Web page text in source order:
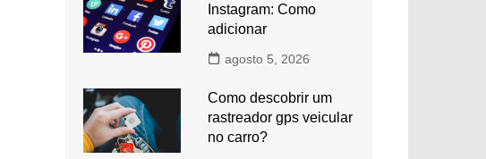
Instagram: Como
adicionar
agosto 5, 2026
Como descobrir um
rastreador gps veicular
no carro?